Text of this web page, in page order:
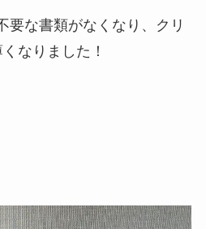
要な書類がなくなり、クリ
なりました！